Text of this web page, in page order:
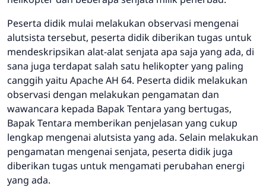
Peserta didik mulai melakukan observasi mengenai
alutsista tersebut, peserta didik diberikan tugas untuk
mendeskripsikan alat-alat senjata apa saja yang ada, di
sana juga terdapat salah satu helikopter yang paling
canggih yaitu Apache AH 64. Peserta didik melakukan
observasi dengan melakukan pengamatan dan
wawancara kepada Bapak Tentara yang bertugas,
Bapak Tentara memberikan penjelasan yang cukup
lengkap mengenai alutsista yang ada. Selain melakukan
pengamatan mengenai senjata, peserta didik juga
diberikan tugas untuk mengamati perubahan energi
yang ada.